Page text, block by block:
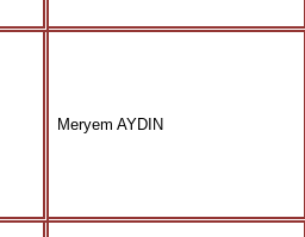
Meryem AYDIN